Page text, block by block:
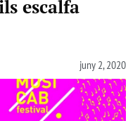
escalfa
juny 2, 2020